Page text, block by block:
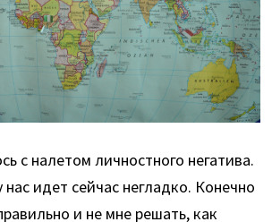
с налетом личностного негатива.
нас идет сейчас негладко. Конечно
и не мне решать, как